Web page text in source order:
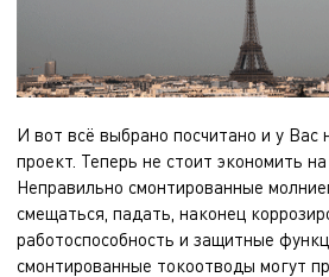
И вот всё выбрано посчитано и у Вас
проект. Теперь не стоит экономить
Неправильно смонтированные
смещаться, падать, наконец
работоспособность и защитные
смонтированные токоотводы могут